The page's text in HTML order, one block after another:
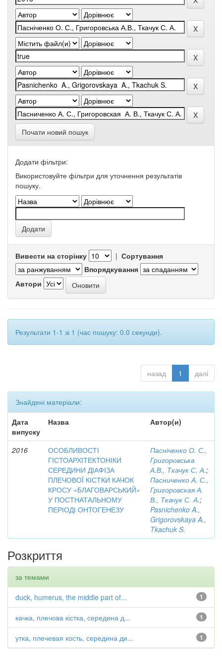
Почати новий пошук
Додати фільтри:
Використовуйте фільтри для уточнення результатів
пошуку.
Вивести на сторінку | Сортування
Впорядкування
Автори
Результати 1-1 зі 1 (час пошуку: 0.0 секунди).
назад 1 далі
Знайдені матеріали:
Дата
випуску
Назва Автор(и)
2016
ОСОБЛИВОСТІ
ГІСТОАРХІТЕКТОНІКИ
СЕРЕДИНИ ДІАФІЗА
ПЛЕЧОВОЇ КІСТКИ КАЧОК
КРОСУ «БЛАГОВАРСЬКИЙ»
У ПОСТНАТАЛЬНОМУ
ПЕРІОДІ ОНТОГЕНЕЗУ
Пасніченко О. С.,
Григоровська
А.В., Ткачук С. А.;
Пасниченко А. С.,
Григоровская А.
В., Ткачук С. А.;
Pasnichenko A.,
Grigorovskaya A.,
Tkachuk S.
Розкриття
за темами
1
duck, humerus, the middle part of...
1
качка, плечова кістка, середина д...
1
утка, плечевая кость, середина ди...